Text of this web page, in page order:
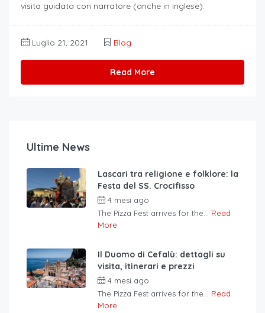
visita guidata con narratore (anche in inglese).
Luglio 21, 2021 Blog
Read More
Ultime News
Lascari tra religione e folklore: la
Festa del SS. Crocifisso
4 mesi ago
The Pizza Fest arrives for the... Read
More
Il Duomo di Cefalù: dettagli su
visita, itinerari e prezzi
4 mesi ago
The Pizza Fest arrives for the... Read
More